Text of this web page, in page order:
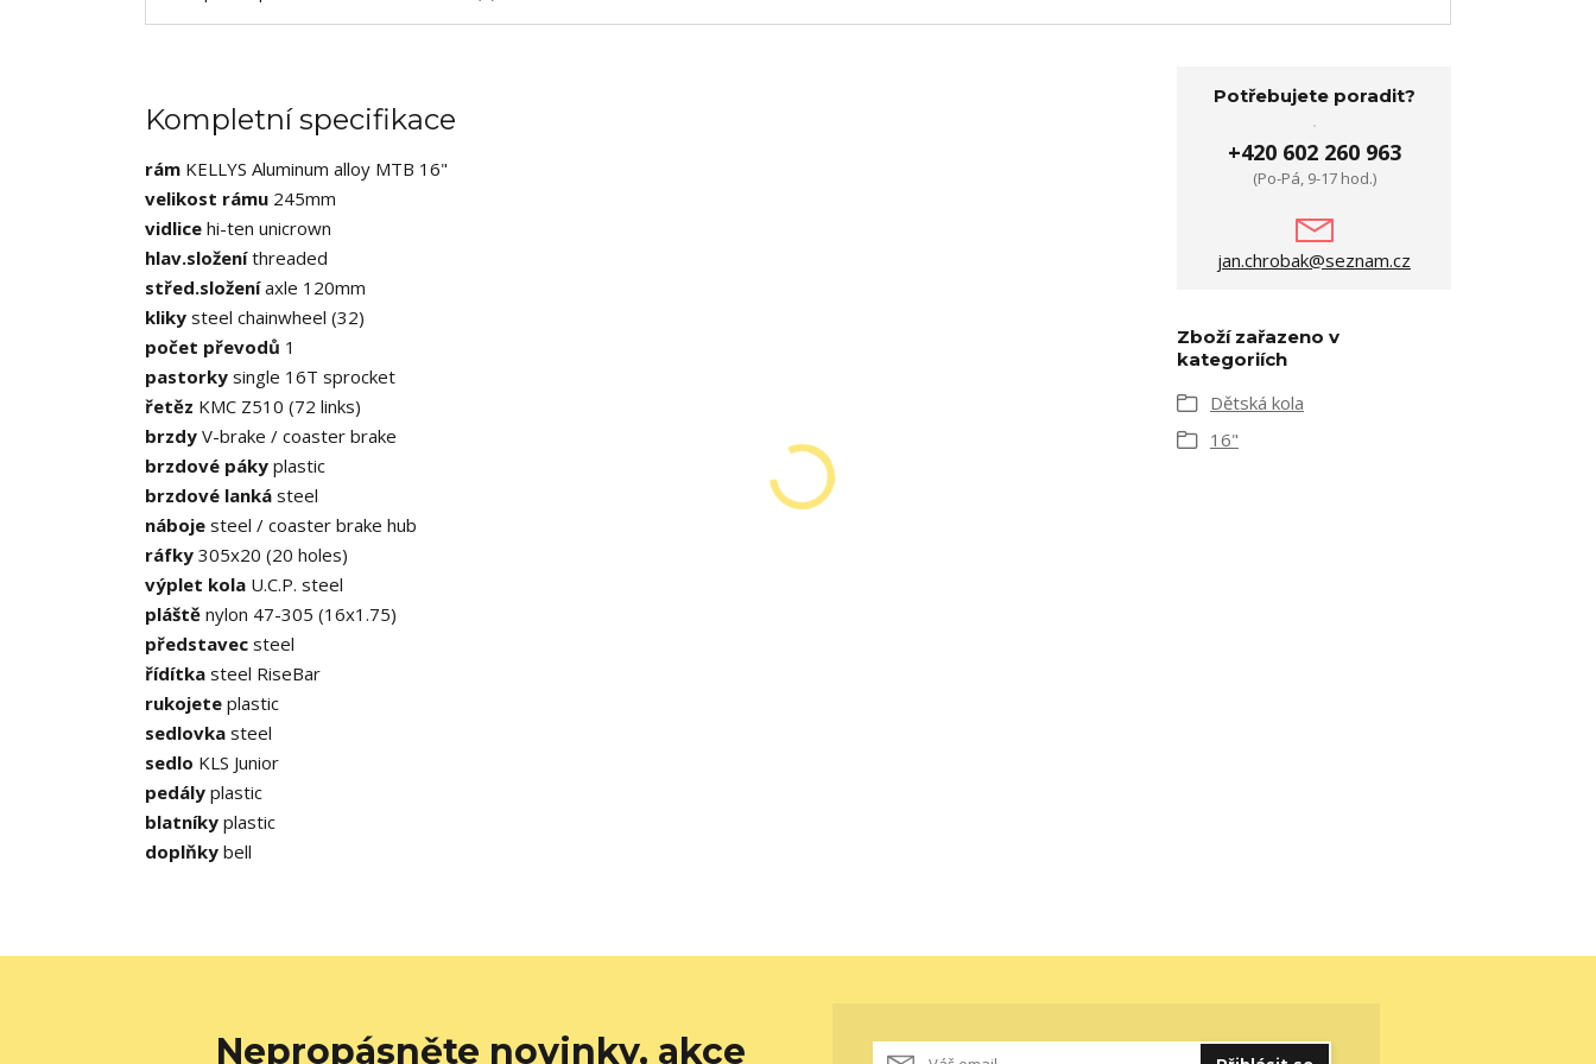
Kompletní specifikace
rám KELLYS Aluminum alloy MTB 16"
velikost rámu 245mm
vidlice hi-ten unicrown
hlav.složeníthreaded
střed.složeníaxle 120mm
kliky steel chainwheel (32)
počet převodů 1
pastorky single 16T sprocket
řetěz KMC Z510 (72 links)
brzdy V-brake / coaster brake
brzdové páky plastic
brzdové lanká steel
náboje steel / coaster brake hub
ráfky 305x20 (20 holes)
výplet kola U.C.P. steel
pláště nylon 47-305 (16x1.75)
představec steel
řídítka steel RiseBar
rukojete plastic
sedlovka steel
sedlo KLS Junior
pedály plastic
blatníky plastic
doplňky bell
Potřebujete poradit?
+420 602 260 963
(Po-Pá, 9-17 hod.)
jan.chrobak@seznam.cz
Zboží zařazeno v
kategoriích
Dětská kola
16"
Nepropásněte novinky, akce